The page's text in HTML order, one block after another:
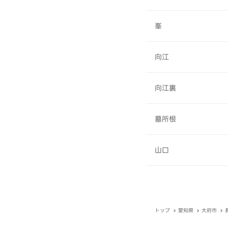
峯
向江
向江裏
墓所根
山口
トップ 愛知県 大府市